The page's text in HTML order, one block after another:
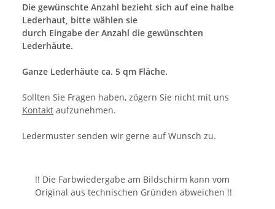
Die gewünschte Anzahl bezieht sich auf eine halbe
Lederhaut, bitte wählen sie
durch Eingabe der Anzahl die gewünschten
Lederhäute.
Ganze Lederhäute ca. 5 qm Fläche.
Sollten Sie Fragen haben, zögern Sie nicht mit uns
Kontakt aufzunehmen.
Ledermuster senden wir gerne auf Wunsch zu.
!! Die Farbwiedergabe am Bildschirm kann vom
Original aus technischen Gründen abweichen !!